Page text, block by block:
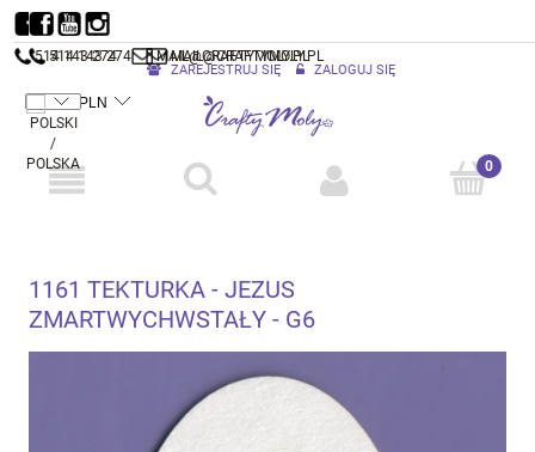
514 143 274 MAIL@CRAFTYMOLY.PL
ZAREJESTRUJ SIĘ ZALOGUJ SIĘ
514 143 274 MAIL@CRAFTYMOLY.PL
1161 TEKTURKA - JEZUS
ZMARTWYCHWSTAŁY - G6